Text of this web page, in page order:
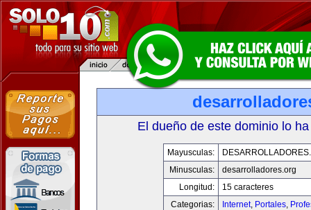
El dueño de este dominio lo
Mayusculas:
Minusculas:
desarrolladores.org
Longitud:
15 caracteres
Categorias:
Internet, Portales,